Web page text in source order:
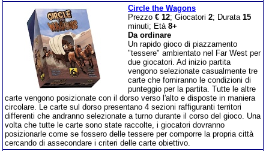
Circle the Wagons
Prezzo € 12; Giocatori 2; Durata 15
minuti; Età 8+
Da ordinare
Un rapido gioco di piazzamento
"tessere" ambientato nel Far West per
due giocatori. Ad inizio partita
vengono selezionate casualmente tre
carte che forniranno le condizioni di
punteggio per la partita. Tutte le altre
carte vengono posizionate con il dorso verso l'alto e disposte in maniera
circolare. Le carte sul dorso presentano 4 sezioni raffiguranti territori
differenti che andranno selezionate a turno durante il corso del gioco. Una
volta che tutte le carte sono state raccolte, i giocatori dovranno
posizionarle come se fossero delle tessere per comporre la propria città
cercando di assecondare i criteri delle carte obiettivo.